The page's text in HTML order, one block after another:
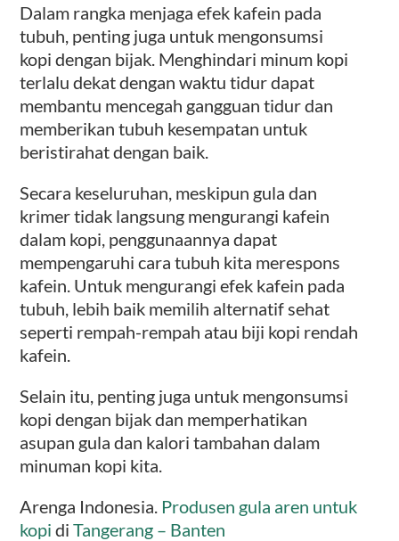
Dalam rangka menjaga efek kafein pada
tubuh, penting juga untuk mengonsumsi
kopi dengan bijak. Menghindari minum kopi
terlalu dekat dengan waktu tidur dapat
membantu mencegah gangguan tidur dan
memberikan tubuh kesempatan untuk
beristirahat dengan baik.
Secara keseluruhan, meskipun gula dan
krimer tidak langsung mengurangi kafein
dalam kopi, penggunaannya dapat
mempengaruhi cara tubuh kita merespons
kafein. Untuk mengurangi efek kafein pada
tubuh, lebih baik memilih alternatif sehat
seperti rempah-rempah atau biji kopi rendah
kafein.
Selain itu, penting juga untuk mengonsumsi
kopi dengan bijak dan memperhatikan
asupan gula dan kalori tambahan dalam
minuman kopi kita.
Arenga Indonesia. Produsen gula aren untuk
kopidiTangerang – Banten